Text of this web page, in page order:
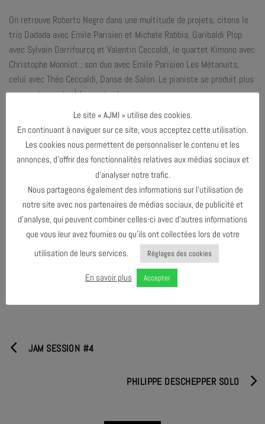
On retrouve Roberto Negro dans une multitude de projets, citons le
trio Dadada avec Emile Parisien et Michele Rabbia, Garibaldi Plop
avec Sylvain Darrifourcq et Valentin Ceccaldi, le quartet Kimono avec
Christophe Monniot ; son duo avec Emile Parisien Les Métanuits,
celui avec Théo Ceccaldi, Danse de Salon. Le pianiste se produit plus
rarement en solo. À bon entendeur…
MASTER CLASS de Roberto Negro, le samedi 20 janvier de 14h à 17h,
au Conservatoire à Rayonnement Régional du Grand Avignon, sur
inscription.
Uniquement les dimanches du mois de Janvier, écoutez du jazz à
l’heure du Thé !
PARTAGER & COMMENTER
JAM SESSION #4
PHILIPPE DESCHEPPER SOLO
Le site « AJMI » utilise des cookies.
En continuant à naviguer sur ce site, vous acceptez cette utilisation.
Les cookies nous permettent de personnaliser le contenu et les
annonces, d’offrir des fonctionnalités relatives aux médias sociaux et
d’analyser notre trafic.
Nous partageons également des informations sur l’utilisation de
notre site avec nos partenaires de médias sociaux, de publicité et
d’analyse, qui peuvent combiner celles-ci avec d’autres informations
que vous leur avez fournies ou qu’ils ont collectées lors de votre
utilisation de leurs services.
Réglages des cookies
En savoir plus Accepter